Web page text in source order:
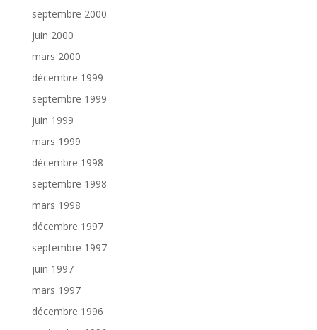
septembre 2000
juin 2000
mars 2000
décembre 1999
septembre 1999
juin 1999
mars 1999
décembre 1998
septembre 1998
mars 1998
décembre 1997
septembre 1997
juin 1997
mars 1997
décembre 1996